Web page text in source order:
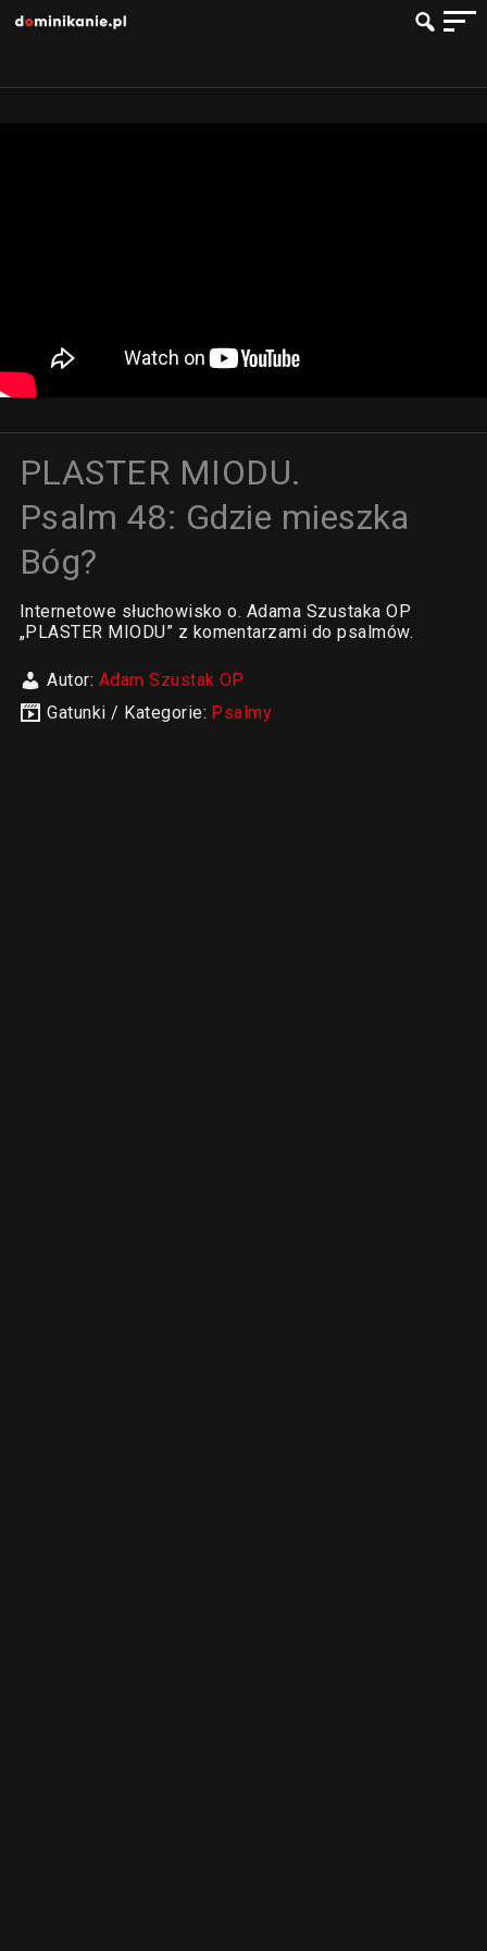
PLASTER MIODU.
Psalm 48: Gdzie mieszka
Bóg?
Internetowe słuchowisko o. Adama Szustaka OP
„PLASTER MIODU” z komentarzami do psalmów.
Autor: Adam Szustak OP
Gatunki / Kategorie: Psalmy